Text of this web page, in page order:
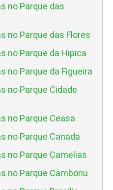
no Parque das
no Parque das Flores
no Parque da Hipica
no Parque da Figueira
no Parque Cidade
no Parque Ceasa
no Parque Canada
no Parque Camelias
no Parque Camboriu